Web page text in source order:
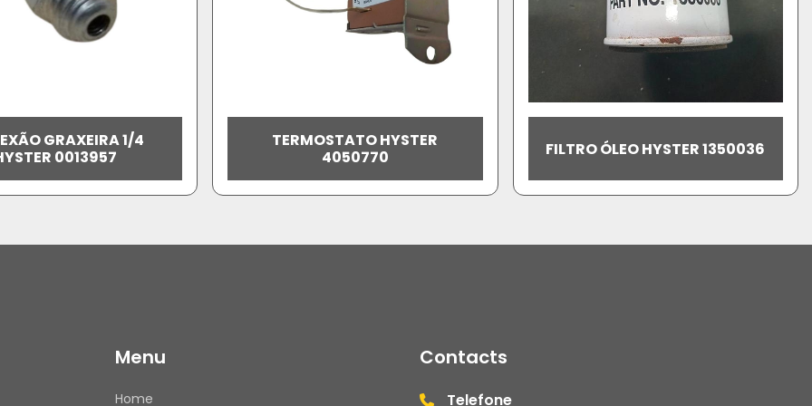
GRAXEIRA 1/4
0013957
TERMOSTATO HYSTER
4050770
FILTRO ÓLEO HYSTER 1350036
Menu
Home
Contacts
Telefone